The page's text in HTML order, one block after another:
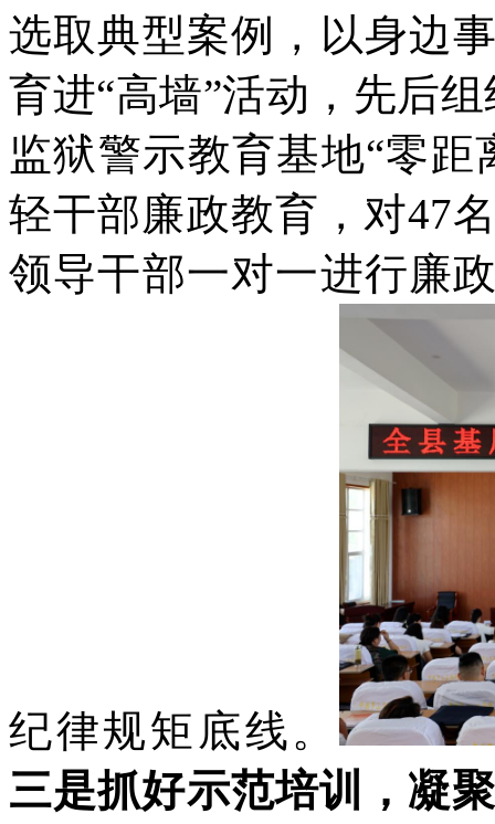
选取典型案例，以身边
育进“高墙”活动，先后
监狱警示教育基地“零
轻干部廉政教育，对47
领导干部一对一进行廉
纪律规矩底线。
三是抓好示范培训，凝